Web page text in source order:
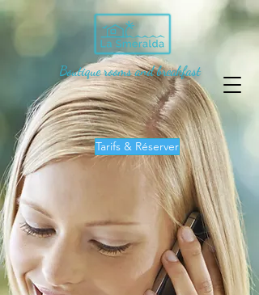
Boutique rooms and breakfast
Tarifs & Réserver